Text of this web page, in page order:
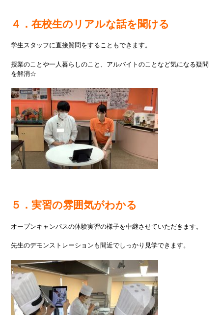
４．在校生のリアルな話を聞ける
学生スタッフに直接質問をすることもできます。
授業のことや一人暮らしのこと、アルバイトのことなど気になる疑問
を解消☆
５．実習の雰囲気がわかる
オープンキャンパスの体験実習の様子を中継させていただきます。
先生のデモンストレーションも間近でしっかり見学できます。